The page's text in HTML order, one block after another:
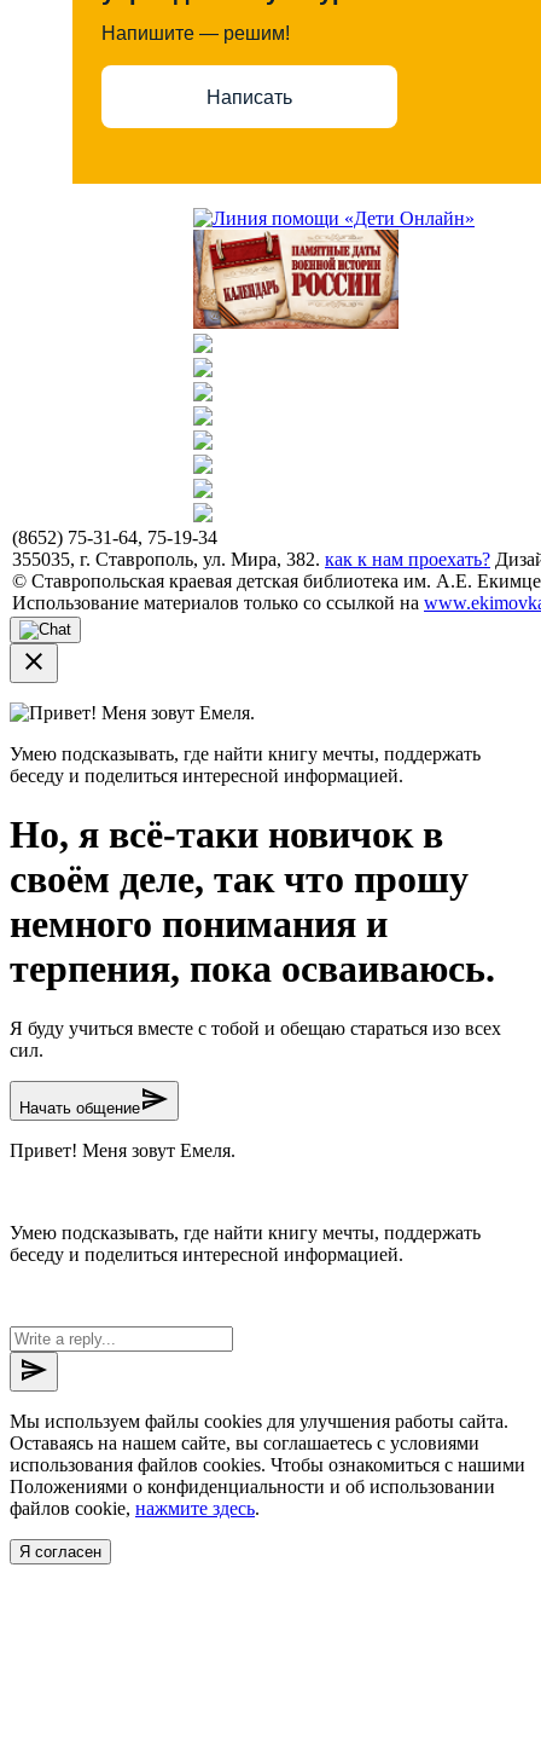
Напишите — решим!
Написать
(8652) 75-31-64, 75-19-34
355035, г. Ставрополь, ул. Мира, 382. как к нам проехать?
© Ставропольская краевая детская библиотека им. А.Е.
Использование материалов только со ссылкой на
close
Привет! Меня зовут Емеля.
Умею подсказывать, где найти книгу мечты, поддержать
беседу и поделиться интересной информацией.
Но, я всё-таки новичок в
своём деле, так что прошу
немного понимания и
терпения, пока осваиваюсь.
Я буду учиться вместе с тобой и обещаю стараться изо всех
сил.
Начать общениеsend
Привет! Меня зовут Емеля.
Умею подсказывать, где найти книгу мечты, поддержать
беседу и поделиться интересной информацией.
send
Мы используем файлы cookies для улучшения работы сайта.
Оставаясь на нашем сайте, вы соглашаетесь с условиями
использования файлов cookies. Чтобы ознакомиться с нашими
Положениями о конфиденциальности и об использовании
файлов cookie, нажмите здесь.
Я согласен